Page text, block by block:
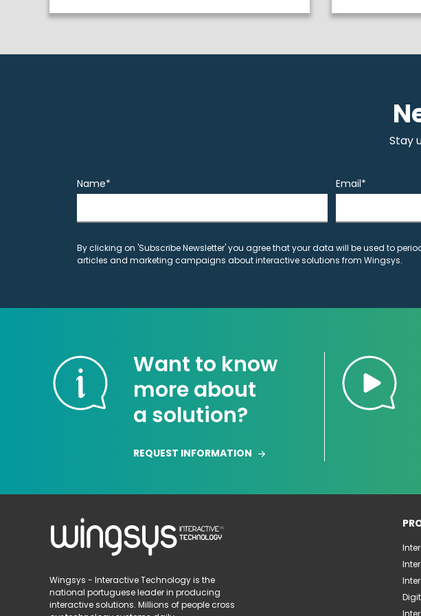
Stay
Name* Email*
By clicking on 'Subscribe Newsletter' you agree that your data will be used to
articles and marketing campaigns about interactive solutions from Wingsys.
Want to know
more about
a solution?
REQUEST INFORMATION
Wingsys - Interactive Technology is the
national portuguese leader in producing
interactive solutions. Millions of people cross